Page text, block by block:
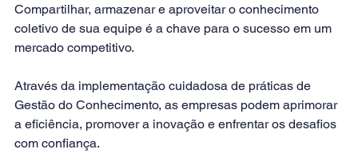
Compartilhar, armazenar e aproveitar o conhecimento
coletivo de sua equipe é a chave para o sucesso em um
mercado competitivo.
Através da implementação cuidadosa de práticas de
Gestão do Conhecimento, as empresas podem aprimorar
a eficiência, promover a inovação e enfrentar os desafios
com confiança.